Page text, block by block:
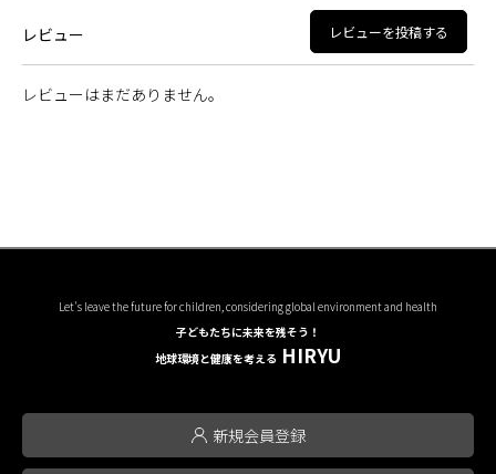
レビュー レビューを投稿する
レビューはまだありません。
Let's leave the future for children, considering global environment and health
子どもたちに未来を残そう！
地球環境と健康を考える HIRYU
新規会員登録